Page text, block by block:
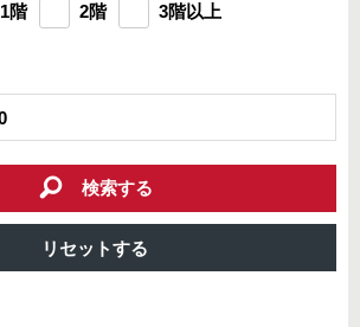
1階 2階 3階以上
検索する